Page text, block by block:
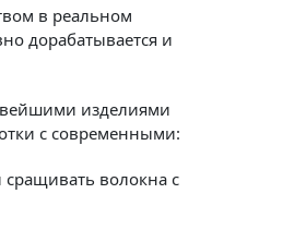
в реальном
дорабатывается и
изделиями
с современными:
волокна с